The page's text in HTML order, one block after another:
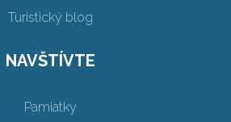
Turistický blog
NAVŠTÍVTE
Pamiatky